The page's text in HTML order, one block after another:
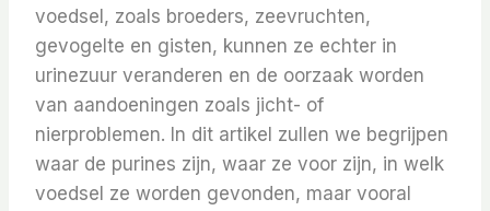
voedsel, zoals broeders, zeevruchten,
gevogelte en gisten, kunnen ze echter in
urinezuur veranderen en de oorzaak worden
van aandoeningen zoals jicht- of
nierproblemen. In dit artikel zullen we begrijpen
waar de purines zijn, waar ze voor zijn, in welk
voedsel ze worden gevonden, maar vooral